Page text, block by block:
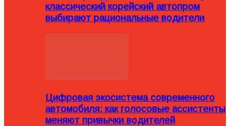
классический корейский автопром
выбирают рациональные водители
Цифровая экосистема современного
автомобиля: как голосовые ассистенты
меняют привычки водителей